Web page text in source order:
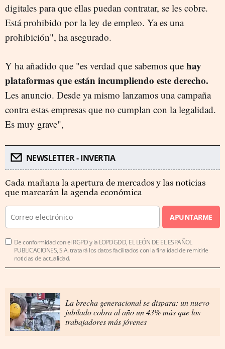
digitales para que ellas puedan contratar, se les cobre.
Está prohibido por la ley de empleo. Ya es una
prohibición", ha asegurado.
Y ha añadido que "es verdad que sabemos que hay
plataformas que están incumpliendo este derecho.
Les anuncio. Desde ya mismo lanzamos una campaña
contra estas empresas que no cumplan con la legalidad.
Es muy grave",
NEWSLETTER - INVERTIA
Cada mañana la apertura de mercados y las noticias
que marcarán la agenda económica
APUNTARME
De conformidad con el RGPD y la LOPDGDD, EL LEÓN DE EL ESPAÑOL
PUBLICACIONES, S.A. tratará los datos facilitados con la finalidad de remitirle
noticias de actualidad.
La brecha generacional se dispara: un nuevo
jubilado cobra al año un 43% más que los
trabajadores más jóvenes